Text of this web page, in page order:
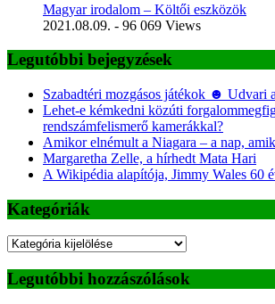
Magyar irodalom – Költői eszközök
2021.08.09. - 96 069 Views
Legutóbbi bejegyzések
Szabadtéri mozgásos játékok ☻ Udvari
Lehet-e kémkedni közúti
rendszámfelismerő kamerákkal?
Amikor elnémult a Niagara – a nap,
Margaretha Zelle, a hírhedt Mata Hari
A Wikipédia alapítója, Jimmy Wales 60
Kategóriák
Kategóriák
Legutóbbi hozzászólások